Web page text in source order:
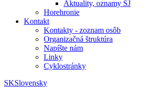
Aktuality, oznamy ŠJ
Horehronie
Kontakt
Kontakty - zoznam osôb
Organizačná štruktúra
Napíšte nám
Linky
Cyklostránky
SKSlovensky